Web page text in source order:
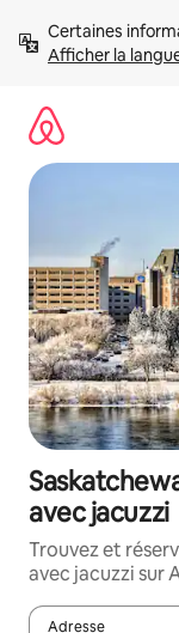
directement
Afficher la
avec jacuzzi
Trouvez et
avec jacuzzi sur
Adresse